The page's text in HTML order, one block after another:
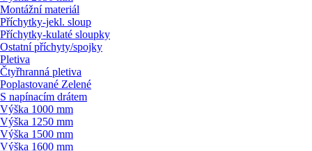
Montážní materiál
Příchytky-jekl. sloup
Příchytky-kulaté sloupky
Ostatní příchyty/spojky
Pletiva
Čtyřhranná pletiva
Poplastované Zelené
S napínacím drátem
Výška 1000 mm
Výška 1250 mm
Výška 1500 mm
Výška 1600 mm